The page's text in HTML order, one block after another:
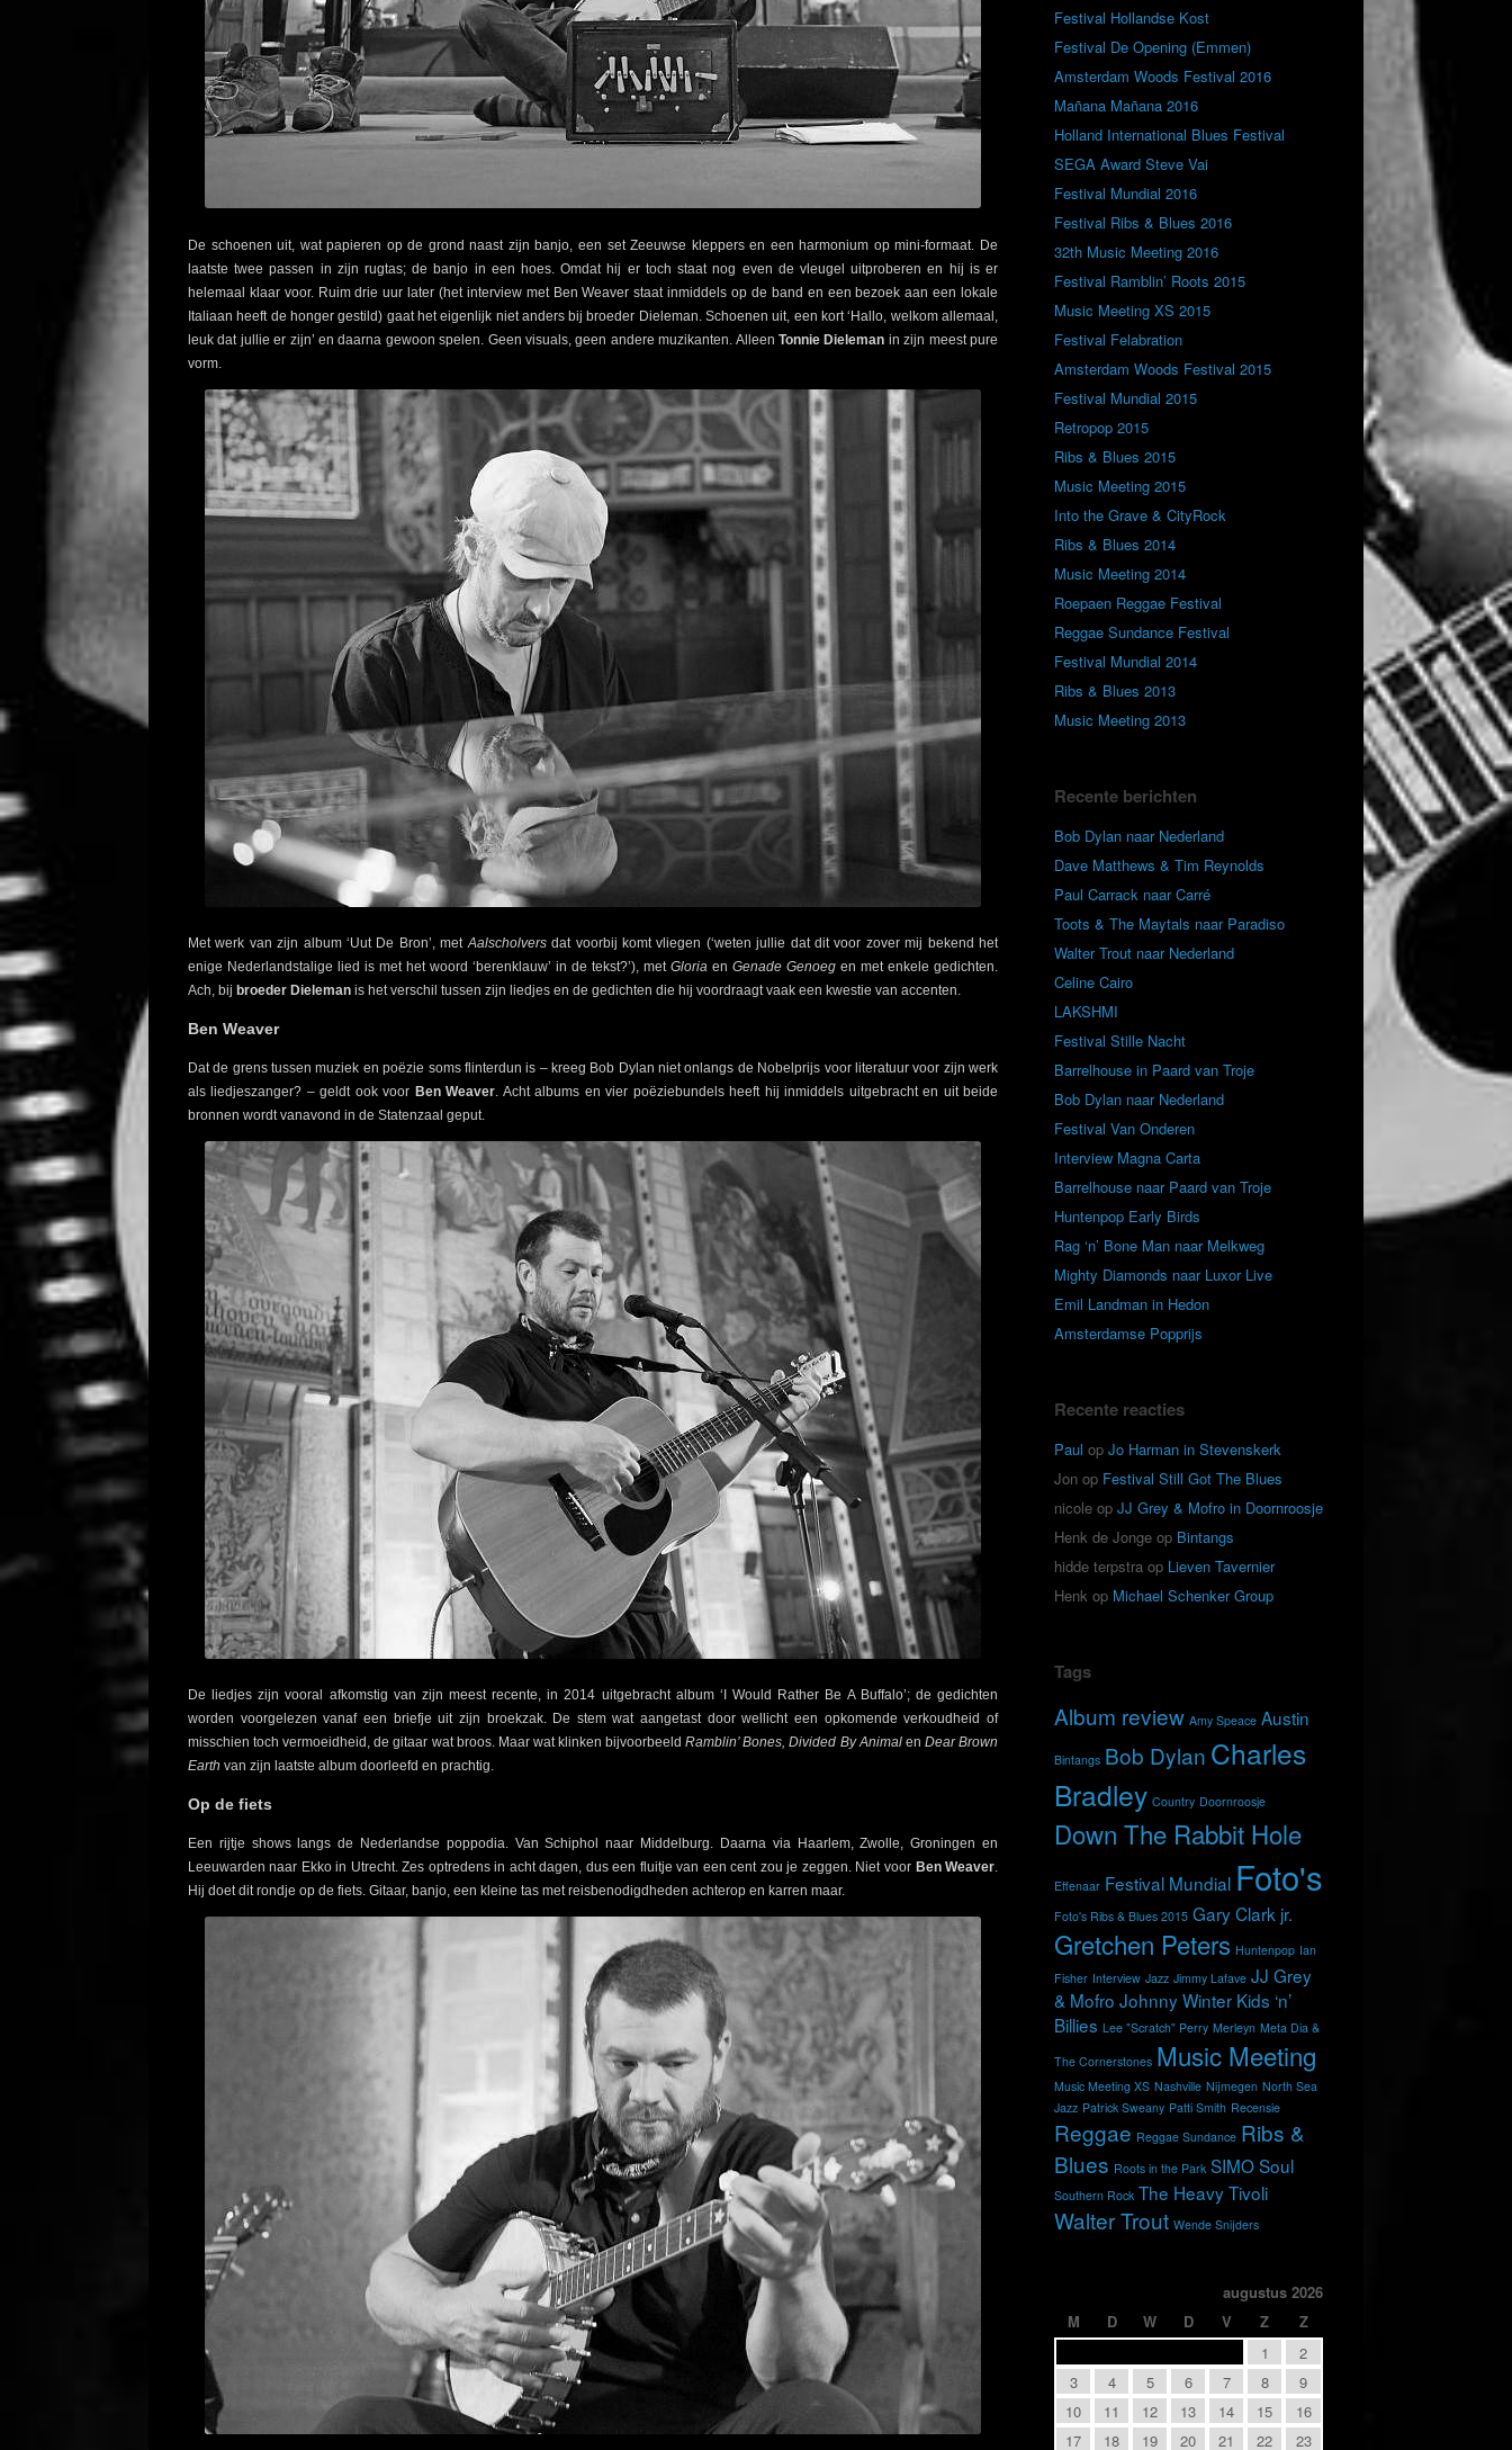
De schoenen uit, wat papieren op de grond naast zijn banjo, een set Zeeuwse kleppers en een harmonium op mini-formaat. De
laatste twee passen in zijn rugtas; de banjo in een hoes. Omdat hij er toch staat nog even de vleugel uitproberen en hij is er
helemaal klaar voor. Ruim drie uur later (het interview met Ben Weaver staat inmiddels op de band en een bezoek aan een lokale
Italiaan heeft de honger gestild) gaat het eigenlijk niet anders bij broeder Dieleman. Schoenen uit, een kort ‘Hallo, welkom allemaal,
leuk dat jullie er zijn’ en daarna gewoon spelen. Geen visuals, geen andere muzikanten. Alleen Tonnie Dieleman in zijn meest pure
vorm.
Met werk van zijn album ‘Uut De Bron’, metAalscholversdat voorbij komt vliegen (‘weten jullie dat dit voor zover mij bekend het
enige Nederlandstalige lied is met het woord ‘berenklauw’ in de tekst?’), met Gloria en Genade Genoeg en met enkele gedichten.
Ach, bij broeder Dieleman is het verschil tussen zijn liedjes en de gedichten die hij voordraagt vaak een kwestie van accenten.
Ben Weaver
Dat de grens tussen muziek en poëzie soms flinterdun is – kreeg Bob Dylan niet onlangs de Nobelprijs voor literatuur voor zijn werk
als liedjeszanger? – geldt ook voor Ben Weaver. Acht albums en vier poëziebundels heeft hij inmiddels uitgebracht en uit beide
bronnen wordt vanavond in de Statenzaal geput.
De liedjes zijn vooral afkomstig van zijn meest recente, in 2014 uitgebracht album ‘I Would Rather Be A Buffalo’; de gedichten
worden voorgelezen vanaf een briefje uit zijn broekzak. De stem wat aangetast door wellicht een opkomende verkoudheid of
misschien toch vermoeidheid, de gitaar wat broos. Maar wat klinken bijvoorbeeldRamblin’ Bones, Divided By Animalen Dear Brown
Earth van zijn laatste album doorleefd en prachtig.
Op de fiets
Een rijtje shows langs de Nederlandse poppodia. Van Schiphol naar Middelburg. Daarna via Haarlem, Zwolle, Groningen en
Leeuwarden naar Ekko in Utrecht. Zes optredens in acht dagen, dus een fluitje van een cent zou je zeggen. Niet voor Ben Weaver.
Hij doet dit rondje op de fiets. Gitaar, banjo, een kleine tas met reisbenodigdheden achterop en karren maar.
Festival Hollandse Kost
Festival De Opening (Emmen)
Amsterdam Woods Festival 2016
Mañana Mañana 2016
Holland International Blues Festival
SEGA Award Steve Vai
Festival Mundial 2016
Festival Ribs & Blues 2016
32th Music Meeting 2016
Festival Ramblin’ Roots 2015
Music Meeting XS 2015
Festival Felabration
Amsterdam Woods Festival 2015
Festival Mundial 2015
Retropop 2015
Ribs & Blues 2015
Music Meeting 2015
Into the Grave & CityRock
Ribs & Blues 2014
Music Meeting 2014
Roepaen Reggae Festival
Reggae Sundance Festival
Festival Mundial 2014
Ribs & Blues 2013
Music Meeting 2013
Recente berichten
Bob Dylan naar Nederland
Dave Matthews & Tim Reynolds
Paul Carrack naar Carré
Toots & The Maytals naar Paradiso
Walter Trout naar Nederland
Celine Cairo
LAKSHMI
Festival Stille Nacht
Barrelhouse in Paard van Troje
Bob Dylan naar Nederland
Festival Van Onderen
Interview Magna Carta
Barrelhouse naar Paard van Troje
Huntenpop Early Birds
Rag ‘n’ Bone Man naar Melkweg
Mighty Diamonds naar Luxor Live
Emil Landman in Hedon
Amsterdamse Popprijs
Recente reacties
Paul opJo Harman in Stevenskerk
Jon op Festival Still Got The Blues
nicole opJJ Grey & Mofro in Doornroosje
Henk de Jonge op Bintangs
hidde terpstra op Lieven Tavernier
Henk op Michael Schenker Group
Tags
Album review Amy Speace Austin
Bintangs Bob Dylan Charles
Bradley Country Doornroosje
Down The Rabbit Hole
Effenaar Festival Mundial Foto's
Foto's Ribs & Blues 2015 Gary Clark jr.
Gretchen Peters Huntenpop Ian
Fisher Interview Jazz Jimmy Lafave JJ Grey
& Mofro Johnny Winter Kids ‘n’
Billies Lee "Scratch" Perry Merleyn Meta Dia &
The Cornerstones Music Meeting
Music Meeting XS Nashville Nijmegen North Sea
Jazz Patrick Sweany Patti Smith Recensie
Reggae Reggae Sundance Ribs &
Blues Roots in the Park SIMOSoul
Southern Rock The HeavyTivoli
Walter Trout Wende Snijders
augustus 2026
M
D W D V Z
Z
1
2
3
4 5 6 7 8
9
10
11 12 13 14 15
16
17
18 19 20 21 22 23